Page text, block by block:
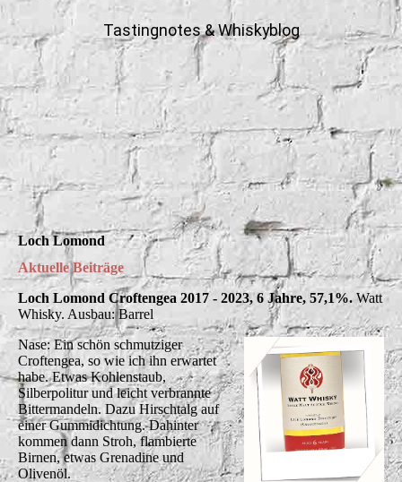
Tastingnotes & Whiskyblog
Loch Lomond
Aktuelle Beiträge
Loch Lomond Croftengea 2017 - 2023, 6 Jahre, 57,1%. Watt
Whisky. Ausbau: Barrel
Nase: Ein schön schmutziger
Croftengea, so wie ich ihn erwartet
habe. Etwas Kohlenstaub,
Silberpolitur und leicht verbrannte
Bittermandeln. Dazu Hirschtalg auf
einer Gummidichtung. Dahinter
kommen dann Stroh, flambierte
Birnen, etwas Grenadine und
Olivenöl.